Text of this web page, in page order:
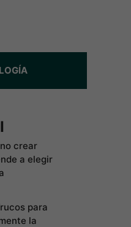
crear
a elegir
para
la